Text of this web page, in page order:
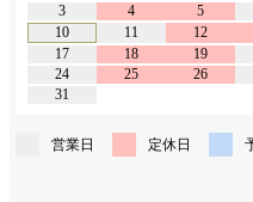
3
4 5
10
11 12
17
18 19
24
25 26
31
営業日 定休日